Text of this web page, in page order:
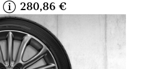
i
n
f
o
280,86 €